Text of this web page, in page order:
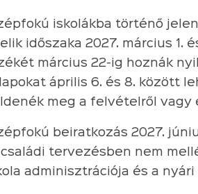
iskolákba történő
időszaka 2027. március 1.
március 22-ig hoznák
április 6. és 8. között
meg a felvételről
beiratkozás 2027.
tervezésben nem
adminisztrációja és a